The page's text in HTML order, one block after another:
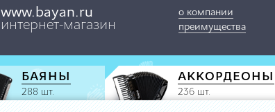
www.bayan.ru
интернет-магазин
о компании
преимущества
БАЯНЫ
288 шт.
АККОРДЕОНЫ
236 шт.